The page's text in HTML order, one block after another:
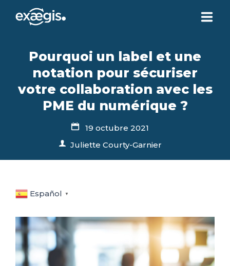
NUESTRAS OFERTAS
IT EN
Pourquoi un label et une
notation pour sécuriser
votre collaboration avec les
PME du numérique ?
19 octubre 2021
Juliette Courty-Garnier
Español ▼